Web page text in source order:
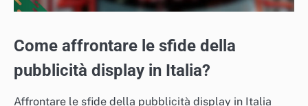
Come affrontare le sfide della
pubblicità display in Italia?
Affrontare le sfide della pubblicità display in Italia